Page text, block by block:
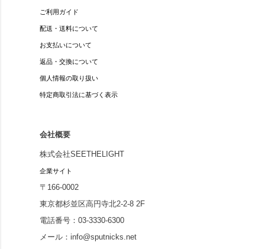
ご利用ガイド
配送・送料について
お支払いについて
返品・交換について
個人情報の取り扱い
特定商取引法に基づく表示
会社概要
株式会社SEETHELIGHT
企業サイト
〒166-0002
東京都杉並区高円寺北2-2-8 2F
電話番号：03-3330-6300
メール：info@sputnicks.net